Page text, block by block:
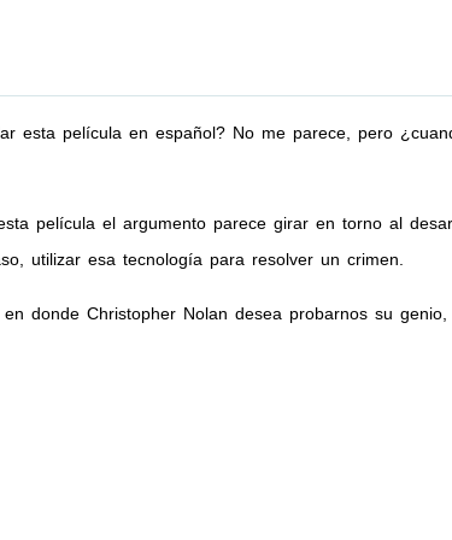
esta película en español? No me parece, pero
película el argumento parece girar en torno al
utilizar esa tecnología para resolver un crimen.
donde Christopher Nolan desea probarnos su